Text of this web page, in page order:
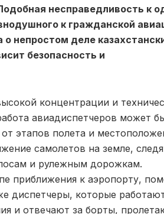
несправедливость к
к гражданской
непростом деле
безопасность и
концентрации и
авиадиспетчеров может
этапов полета и
самолетов на земле,
и рулежным дорожкам.
приближения к аэропорту,
диспетчеры, которые
и отвечают за борты,